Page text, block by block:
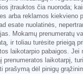
įtrauktos čia nuoroda;
arba reklamos kiekvieno
esate nuolatinės,
Mokamų prenumeratų
ir toliau turėsite prieigą
laikotarpio pabaigos. Jei
prenumeratos laikotarpį,
prašymą dėl pinigų